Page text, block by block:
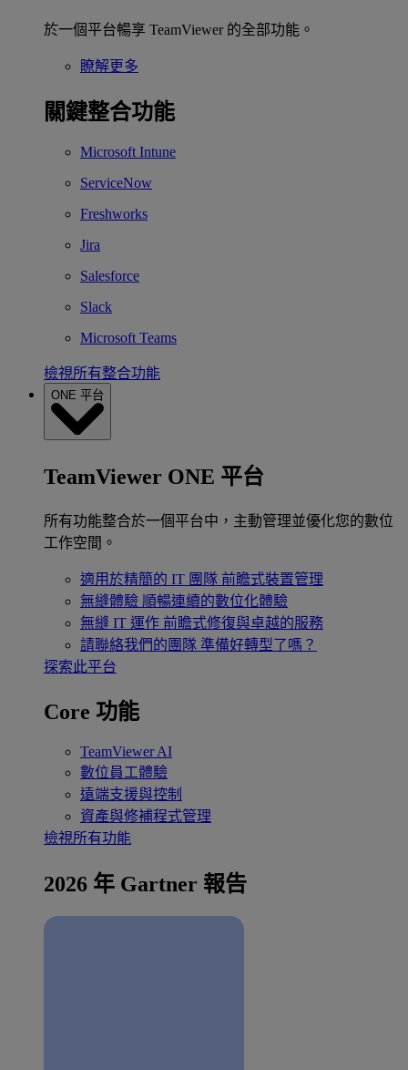
於一個平台暢享 TeamViewer 的全部功能。
瞭解更多
關鍵整合功能
Microsoft Intune
ServiceNow
Freshworks
Jira
Salesforce
Slack
Microsoft Teams
檢視所有整合功能
ONE 平台
TeamViewer ONE 平台
所有功能整合於一個平台中，主動管理並優化您的數位
工作空間。
適用於精簡的 IT 團隊 前瞻式裝置管理
無縫體驗 順暢連續的數位化體驗
無縫 IT 運作 前瞻式修復與卓越的服務
請聯絡我們的團隊 準備好轉型了嗎？
探索此平台
Core 功能
TeamViewer AI
數位員工體驗
遠端支援與控制
資產與修補程式管理
檢視所有功能
2026 年 Gartner 報告